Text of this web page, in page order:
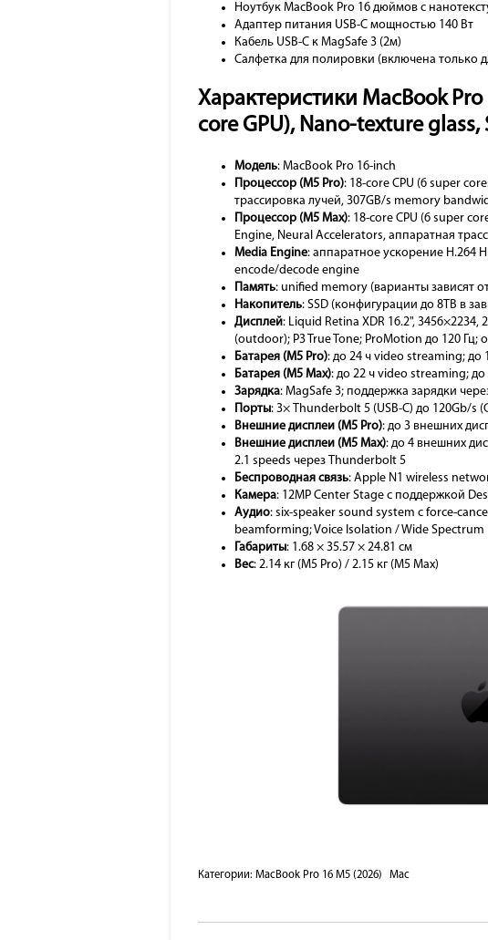
Ноутбук MacBook Pro 16 дюймов c
Адаптер питания USB-C мощностью 140 Вт
Кабель USB-C к MagSafe 3 (2м)
Салфетка для полировки (включена только
Характеристики MacBook Pro
core GPU), Nano-texture glass,
Модель: MacBook Pro 16-inch
Процессор (M5 Pro): 18-core CPU (6 super
трассировка лучей, 307GB/s memory
Процессор (M5 Max): 18-core CPU (6 super
Engine, Neural Accelerators, аппаратная
Media Engine: аппаратное ускорение H.264
encode/decode engine
Память: unified memory (варианты зависят
Накопитель: SSD (конфигурации до 8TB в
Дисплей: Liquid Retina XDR 16.2", 3456×2234,
(outdoor); P3 True Tone; ProMotion до 120
Батарея (M5 Pro): до 24 ч video streaming;
Батарея (M5 Max): до 22 ч video streaming;
Зарядка: MagSafe 3; поддержка зарядки
Порты: 3× Thunderbolt 5 (USB-C) до 120Gb/s
Внешние дисплеи (M5 Pro): до 3 внешних
Внешние дисплеи (M5 Max): до 4 внешних
2.1 speeds через Thunderbolt 5
Беспроводная связь: Apple N1 wireless
Камера: 12MP Center Stage с поддержкой
Аудио: six-speaker sound system с force-
beamforming; Voice Isolation / Wide Spectrum
Габариты: 1.68 × 35.57 × 24.81 см
Вес: 2.14 кг (M5 Pro) / 2.15 кг (M5 Max)
Категории: MacBook Pro 16 M5 (2026) Mac